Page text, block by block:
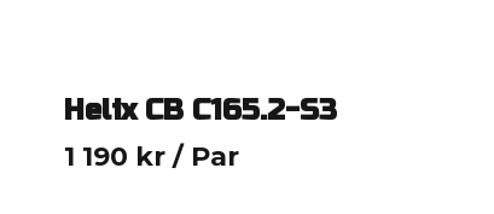
Helix CB C165.2-S3
1 190 kr / Par